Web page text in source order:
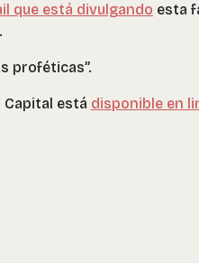
que está divulgando esta
proféticas”.
Capital está disponible en